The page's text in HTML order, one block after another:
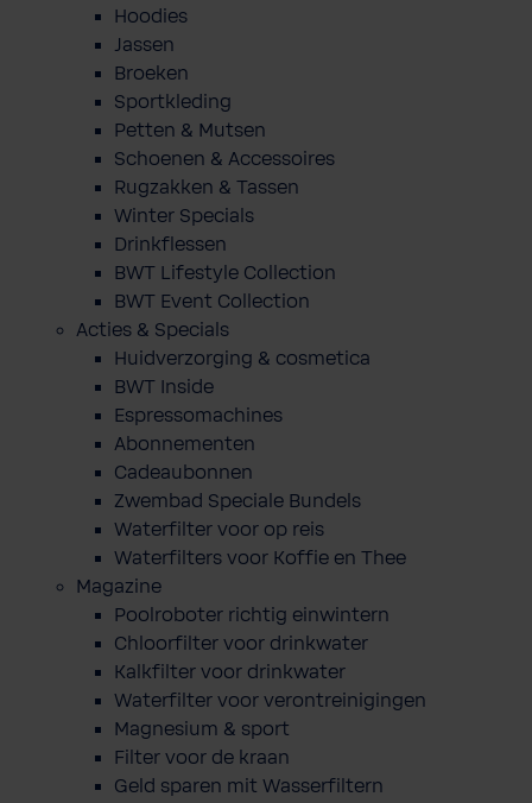
Hoodies
Jassen
Broeken
Sportkleding
Petten & Mutsen
Schoenen & Accessoires
Rugzakken & Tassen
Winter Specials
Drinkflessen
BWT Lifestyle Collection
BWT Event Collection
Acties & Specials
Huidverzorging & cosmetica
BWT Inside
Espressomachines
Abonnementen
Cadeaubonnen
Zwembad Speciale Bundels
Waterfilter voor op reis
Waterfilters voor Koffie en Thee
Magazine
Poolroboter richtig einwintern
Chloorfilter voor drinkwater
Kalkfilter voor drinkwater
Waterfilter voor verontreinigingen
Magnesium & sport
Filter voor de kraan
Geld sparen mit Wasserfiltern